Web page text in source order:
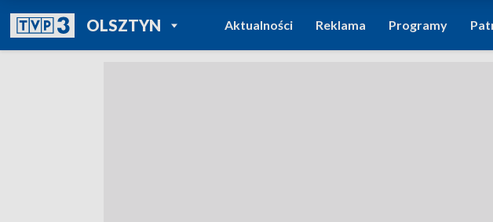
OLSZTYNPOWRÓT DO
TVP REGIONY
Aktualności Reklama Programy